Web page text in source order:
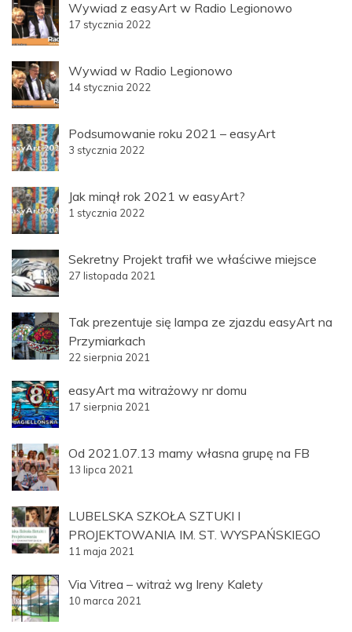
Wywiad z easyArt w Radio Legionowo
17 stycznia 2022
Wywiad w Radio Legionowo
14 stycznia 2022
Podsumowanie roku 2021 – easyArt
3 stycznia 2022
Jak minął rok 2021 w easyArt?
1 stycznia 2022
Sekretny Projekt trafił we właściwe miejsce
27 listopada 2021
Tak prezentuje się lampa ze zjazdu easyArt na
Przymiarkach
22 sierpnia 2021
easyArt ma witrażowy nr domu
17 sierpnia 2021
Od 2021.07.13 mamy własna grupę na FB
13 lipca 2021
LUBELSKA SZKOŁA SZTUKI I
PROJEKTOWANIA IM. ST. WYSPAŃSKIEGO
11 maja 2021
Via Vitrea – witraż wg Ireny Kalety
10 marca 2021